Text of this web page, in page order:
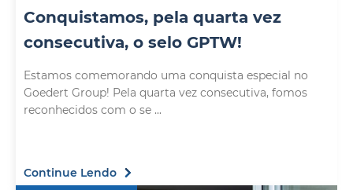
Conquistamos, pela quarta vez
consecutiva, o selo GPTW!
Estamos comemorando uma conquista especial no
Goedert Group! Pela quarta vez consecutiva, fomos
reconhecidos com o se ...
Continue Lendo